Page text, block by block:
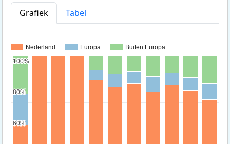
Grafiek
Tabel
Nederland Europa Buiten Europa
60%
60%
80%
80%
100%
100%